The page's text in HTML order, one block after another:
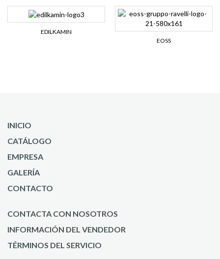
EDILKAMIN
EOSS
INICIO
CATÁLOGO
EMPRESA
GALERÍA
CONTACTO
CONTACTA CON NOSOTROS
INFORMACIÓN DEL VENDEDOR
TÉRMINOS DEL SERVICIO